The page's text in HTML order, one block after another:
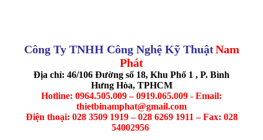
Công Ty TNHH Công Nghệ Kỹ ThuậtNam
Phát
Địa chỉ: 46/106 Đường số 18, Khu Phố 1 , P. Bình
Hưng Hòa, TPHCM
Hotline: 0964.505.009 – 0919.065.009 - Email:
thietbinamphat@gmail.com
Điện thoại: 028 3509 1919 – 028 6269 1911 – Fax: 028
54002956